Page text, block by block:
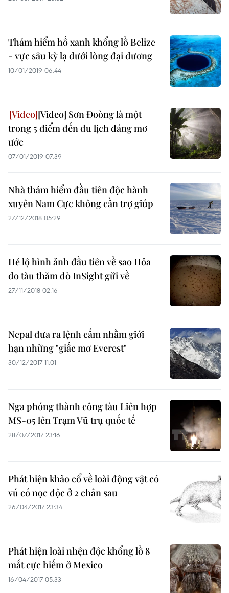
Thám hiểm hố xanh khổng lồ Belize
- vực sâu kỳ lạ dưới lòng đại dương
10/01/2019 06:44
[Video] Sơn Đoòng là một
trong 5 điểm đến du lịch đáng mơ
ước
07/01/2019 07:39
Nhà thám hiểm đầu tiên độc hành
xuyên Nam Cực không cần trợ giúp
27/12/2018 05:29
Hé lộ hình ảnh đầu tiên về sao Hỏa
do tàu thăm dò InSight gửi về
27/11/2018 02:16
Nepal đưa ra lệnh cấm nhằm giới
hạn những "giấc mơ Everest"
30/12/2017 11:01
Nga phóng thành công tàu Liên hợp
MS-05 lên Trạm Vũ trụ quốc tế
28/07/2017 23:16
Phát hiện khảo cổ về loài động vật có
vú có nọc độc ở 2 chân sau
26/04/2017 23:34
Phát hiện loài nhện độc khổng lồ 8
mắt cực hiếm ở Mexico
16/04/2017 05:33